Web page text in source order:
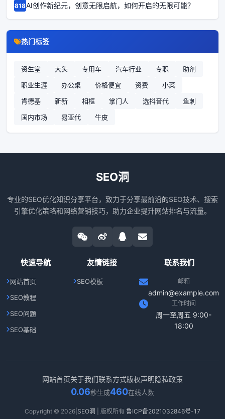
68185AI创作新纪元，创意无限启航，如何开启的无限可能？
热门标签
资生堂 大头 专用车 汽车行业 专职
助剂
职业生涯
办公桌 价格便宜 资费
小菜
肯德基
新新 相框 掌门人 选抖音代
鱼刺
国内市场
易亚代 牛皮
SEO洞
专业的SEO优化知识分享平台，致力于分享最前沿的SEO技术、搜索
引擎优化策略和网络营销技巧，助力企业提升网站排名与流量。
快速导航
网站首页
SEO教程
SEO问题
SEO基础
友情链接
SEO模板
联系我们
邮箱
admin@example.com
工作时间
周一至周五 9:00-
18:00
网站首页关于我们联系方式版权声明隐私政策
0.06秒生成460在线人数
Copyright © 2026| SEO洞 | 版权所有 鲁ICP备2021032846号-17